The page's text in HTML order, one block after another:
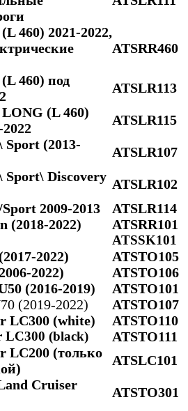
460) 2021-2022,
ATSRR460
460) под
ATSLR113
LONG (L 460)
ATSLR115
Sport (2013-
ATSLR107
Sport\ Discovery ATSLR102
2009-2013
ATSLR114
(2018-2022)
ATSRR101
ATSSK101
2022)
ATSTO105
2022)
ATSTO106
(2016-2019)
ATSTO101
(2019-2022)
ATSTO107
LC300 (white)
ATSTO110
LC300 (black)
ATSTO111
LC200 (только
ATSLC101
Cruiser
ATSTO301